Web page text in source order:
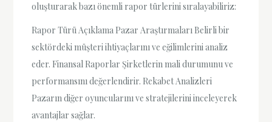
oluşturarak bazı önemli rapor türlerini sıralayabiliriz:
Rapor Türü Açıklama Pazar Araştırmaları Belirli bir
sektördeki müşteri ihtiyaçlarını ve eğilimlerini analiz
eder. Finansal Raporlar Şirketlerin mali durumunu ve
performansını değerlendirir. Rekabet Analizleri
Pazarın diğer oyuncularını ve stratejilerini inceleyerek
avantajlar sağlar.